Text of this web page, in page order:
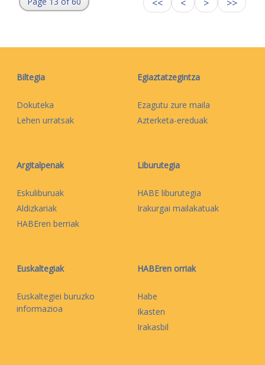
<< < > >>
Biltegia
Dokuteka
Lehen urratsak
Egiaztatzegintza
Ezagutu zure maila
Azterketa-ereduak
Argitalpenak
Eskuliburuak
Aldizkariak
HABEren berriak
Liburutegia
HABE liburutegia
Irakurgai mailakatuak
Euskaltegiak
Euskaltegiei buruzko
informazioa
HABEren orriak
Habe
Ikasten
Irakasbil